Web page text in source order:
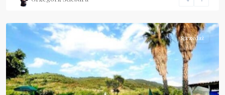
Nocera
Sprzedaż